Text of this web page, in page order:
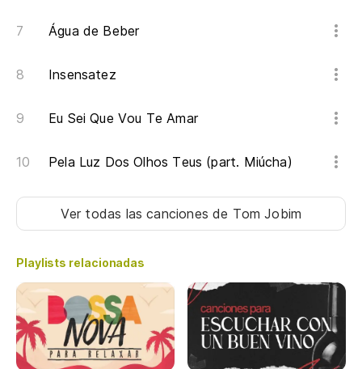
Água de Beber
Insensatez
Eu Sei Que Vou Te Amar
Pela Luz Dos Olhos Teus (part. Miúcha)
Ver todas las cancionesde Tom Jobim
Playlists relacionadas